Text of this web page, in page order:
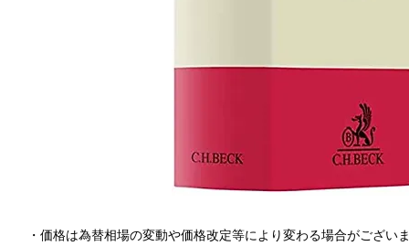
・価格は為替相場の変動や価格改定等により変わる場合がござい